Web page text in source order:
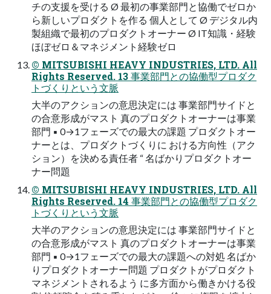
チの⽀援を受ける Ø 最初の事業部⾨と協働でゼロか
ら新しいプロダクトを作る 個⼈として Ø デジタル内
製組織で最初のプロダクトオーナー Ø IT知識・経験
ほぼゼロ＆マネジメント経験ゼロ
© MITSUBISHI HEAVY INDUSTRIES, LTD. All
Rights Reserved. 13 事業部⾨との協働型プロダク
トづくりという⽂脈
⼤半のアクションの意思決定には 事業部⾨サイドと
の合意形成がマスト 真のプロダクトオーナーは事業
部⾨ ▪ 0→1フェーズでの最⼤の課題 プロダクトオー
ナーとは、プロダクトづくりに おける⽅向性（アク
ション）を決める責任者 “ 名ばかりプロダクトオー
ナー問題
© MITSUBISHI HEAVY INDUSTRIES, LTD. All
Rights Reserved. 14 事業部⾨との協働型プロダク
トづくりという⽂脈
⼤半のアクションの意思決定には 事業部⾨サイドと
の合意形成がマスト 真のプロダクトオーナーは事業
部⾨ ▪ 0→1フェーズでの最⼤の課題への対処 名ばか
りプロダクトオーナー問題 プロダクトがプロダクト
マネジメントされるよう に多⽅⾯から働きかける役